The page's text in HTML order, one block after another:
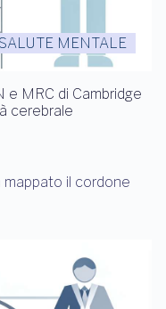
SALUTE MENTALE
e MRC di Cambridge
cerebrale
mappato il cordone